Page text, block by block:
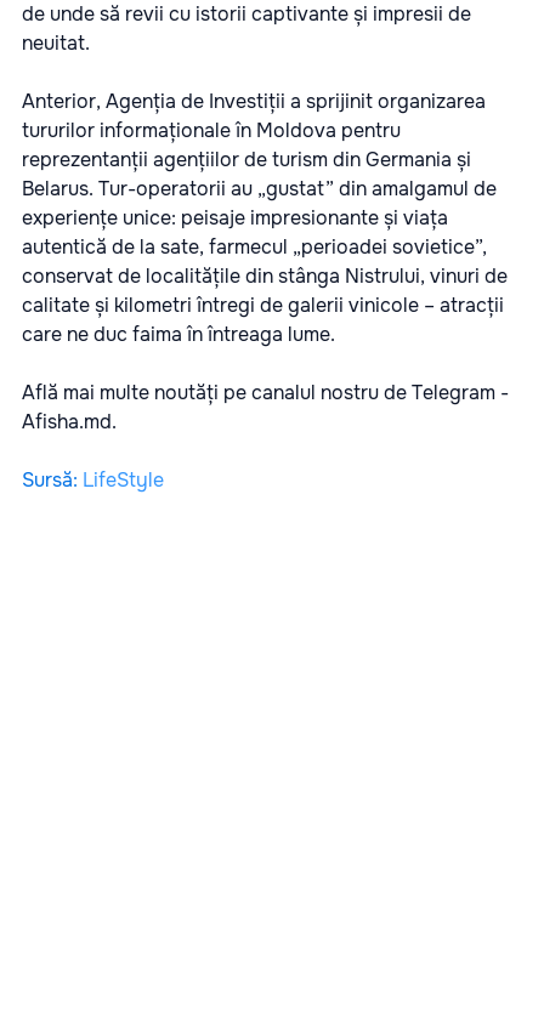
de unde să revii cu istorii captivante și impresii de
neuitat.
Anterior, Agenția de Investiții a sprijinit organizarea
tururilor informaționale în Moldova pentru
reprezentanții agențiilor de turism din Germania și
Belarus. Tur-operatorii au „gustat” din amalgamul de
experiențe unice: peisaje impresionante și viața
autentică de la sate, farmecul „perioadei sovietice”,
conservat de localitățile din stânga Nistrului, vinuri de
calitate și kilometri întregi de galerii vinicole – atracții
care ne duc faima în întreaga lume.
Află mai multe noutăți pe canalul nostru de Telegram -
Afisha.md.
Sursă: LifeStyle